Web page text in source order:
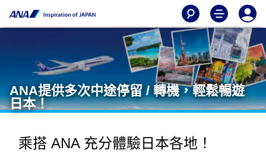
ANA​提供​多次中途停留 / 轉機​，輕鬆暢遊
日本​！
乘搭 ANA 充分體驗日本各地！